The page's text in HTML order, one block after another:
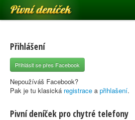
Pivní deníček
Pivní mapa
Pivní značky
Nápověda
Přihlášení
Přihlásit se přes Facebook
Nepoužíváš Facebook?
Pak je tu klasická registrace a přihlašení.
Pivní deníček pro chytré telefony